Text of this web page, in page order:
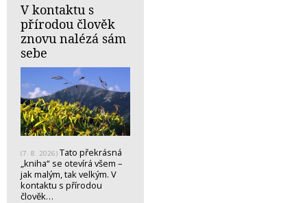
V kontaktu s
přírodou člověk
znovu nalézá sám
sebe
(7. 8. 2026) Tato překrásná
„kniha“ se otevírá všem –
jak malým, tak velkým. V
kontaktu s přírodou
člověk…